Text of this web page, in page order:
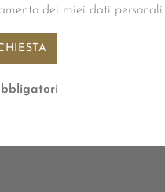
dei miei dati personali.